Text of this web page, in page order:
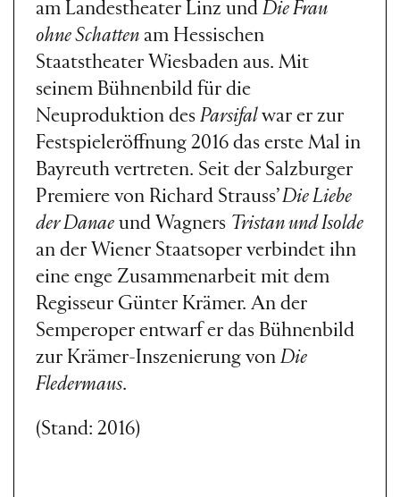
am Landestheater Linz und Die Frau
ohne Schatten am Hessischen
Staatstheater Wiesbaden aus. Mit
seinem Bühnenbild für die
Neuproduktion des Parsifal war er zur
Festspieleröffnung 2016 das erste Mal in
Bayreuth vertreten. Seit der Salzburger
Premiere von Richard Strauss’Die Liebe
der Danae und Wagners Tristan und Isolde
an der Wiener Staatsoper verbindet ihn
eine enge Zusammenarbeit mit dem
Regisseur Günter Krämer. An der
Semperoper entwarf er das Bühnenbild
zur Krämer-Inszenierung von Die
Fledermaus.
(Stand: 2016)